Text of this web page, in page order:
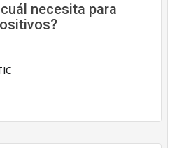
necesita para